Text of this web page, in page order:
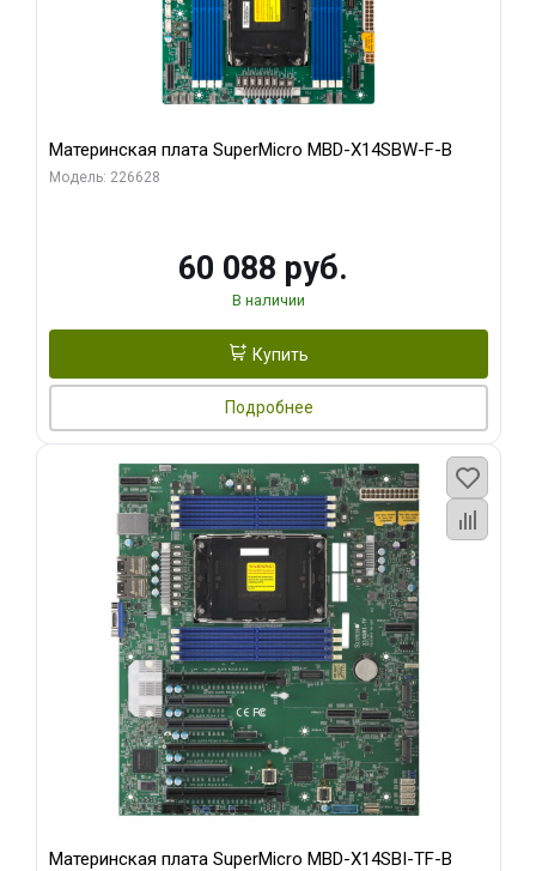
Материнская плата SuperMicro MBD-X14SBW-F-B
Модель: 226628
60 088 руб.
В наличии
Купить
Подробнее
Материнская плата SuperMicro MBD-X14SBI-TF-B